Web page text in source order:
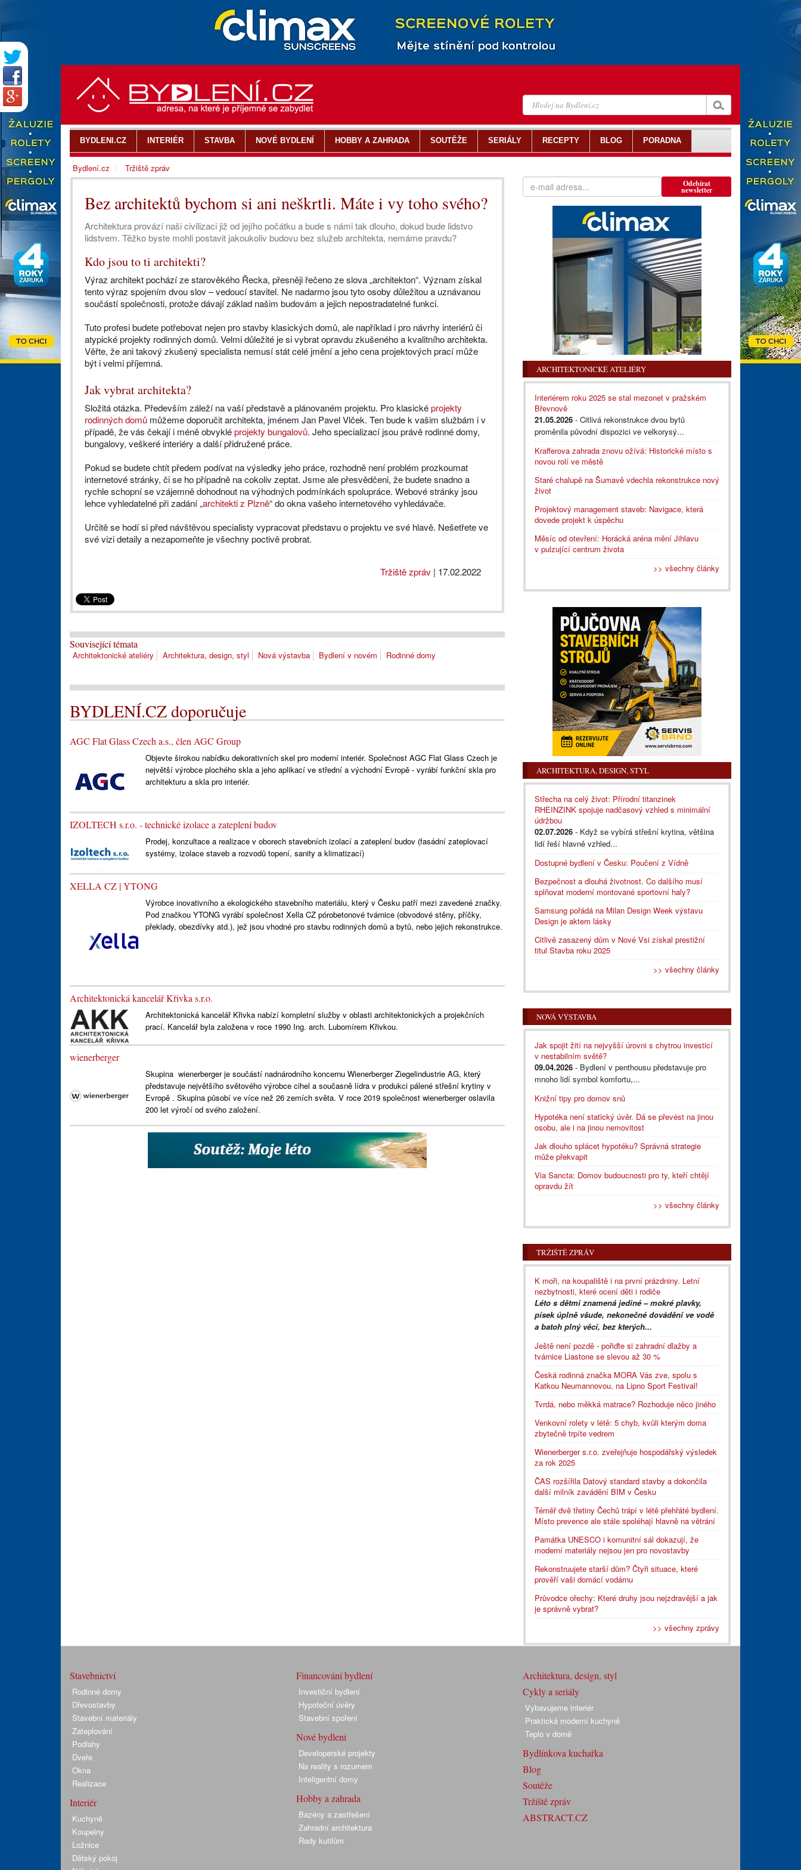
Bez architektů bychom si ani neškrtli. Máte i vy toho svého?
Architektura provází naši civilizaci již od jejího počátku a bude s námi tak dlouho, dokud bude lidstvo
lidstvem. Těžko byste mohli postavit jakoukoliv budovu bez služeb architekta, nemáme pravdu?
Kdo jsou to ti architekti?
Výraz architekt pochází ze starověkého Řecka, přesněji řečeno ze slova „architekton“. Význam získal
tento výraz spojením dvou slov – vedoucí stavitel. Ne nadarmo jsou tyto osoby důležitou a uznávanou
součástí společnosti, protože dávají základ našim budovám a jejich nepostradatelné funkci.
Tuto profesi budete potřebovat nejen pro stavby klasických domů, ale například i pro návrhy interiérů či
atypické projekty rodinných domů. Velmi důležité je si vybrat opravdu zkušeného a kvalitního architekta.
Věřte, že ani takový zkušený specialista nemusí stát celé jmění a jeho cena projektových prací může
být i velmi příjemná.
Jak vybrat architekta?
Složitá otázka. Především záleží na vaší představě a plánovaném projektu. Pro klasicképrojekty
rodinných domů můžeme doporučit architekta, jménem Jan Pavel Vlček. Ten bude k vašim službám i v
případě, že vás čekají i méně obvykléprojekty bungalovů. Jeho specializací jsou právě rodinné domy,
bungalovy, veškeré interiéry a další přidružené práce.
Pokud se budete chtít předem podívat na výsledky jeho práce, rozhodně není problém prozkoumat
internetové stránky, či se ho případně na cokoliv zeptat. Jsme ale přesvědčeni, že budete snadno a
rychle schopní se vzájemně dohodnout na výhodných podmínkách spolupráce. Webové stránky jsou
lehce vyhledatelné při zadání „architekti z Plzně“ do okna vašeho internetového vyhledávače.
Určitě se hodí si před návštěvou specialisty vypracovat představu o projektu ve své hlavě. Nešetřete ve
své vizi detaily a nezapomeňte je všechny poctivě probrat.
Tržiště zpráv | 17.02.2022
Související témata
Architektonické ateliéry Architektura, design, styl Nová výstavba Bydlení v novém Rodinné domy
BYDLENÍ.CZ doporučuje
AGC Flat Glass Czech a.s., člen AGC Group
Objevte širokou nabídku dekorativních skel pro moderní interiér. Společnost AGC Flat Glass Czech je
největší výrobce plochého skla a jeho aplikací ve střední a východní Evropě - vyrábí funkční skla pro
architekturu a skla pro interiér.
IZOLTECH s.r.o. - technické izolace a zateplení budov
Prodej, konzultace a realizace v oborech stavebních izolací a zateplení budov (fasádní zateplovací
systémy, izolace staveb a rozvodů topení, sanity a klimatizací)
XELLA CZ | YTONG
Výrobce inovativního a ekologického stavebního materiálu, který v Česku patří mezi zavedené značky.
Pod značkou YTONG vyrábí společnost Xella CZ pórobetonové tvárnice (obvodové stěny, příčky,
překlady, obezdívky atd.), jež jsou vhodné pro stavbu rodinných domů a bytů, nebo jejich rekonstrukce.
Architektonická kancelář Křivka s.r.o.
Architektonická kancelář Křivka nabízí kompletní služby v oblasti architektonických a projekčních
prací. Kancelář byla založena v roce 1990 Ing. arch. Lubomírem Křivkou.
wienerberger
Skupina wienerberger je součástí nadnárodního koncernu Wienerberger Ziegelindustrie AG, který
představuje největšího světového výrobce cihel a současně lídra v produkci pálené střešní krytiny v
Evropě . Skupina působí ve více než 26 zemích světa. V roce 2019 společnost wienerberger oslavila
200 let výročí od svého založení.
Odebírat
newsletter
ARCHITEKTONICKÉ ATELIÉRY
Interiérem roku 2025 se stal mezonet v pražském
Břevnově
21.05.2026 - Citlivá rekonstrukce dvou bytů
proměnila původní dispozici ve velkorysý...
Krafferova zahrada znovu ožívá: Historické místo s
novou rolí ve městě
Staré chalupě na Šumavě vdechla rekonstrukce nový
život
Projektový management staveb: Navigace, která
dovede projekt k úspěchu
Měsíc od otevření: Horácká aréna mění Jihlavu
v pulzující centrum života
>> všechny články
ARCHITEKTURA, DESIGN, STYL
Střecha na celý život: Přírodní titanzinek
RHEINZINK spojuje nadčasový vzhled s minimální
údržbou
02.07.2026 - Když se vybírá střešní krytina, většina
lidí řeší hlavně vzhled...
Dostupné bydlení v Česku: Poučení z Vídně
Bezpečnost a dlouhá životnost. Co dalšího musí
splňovat moderní montované sportovní haly?
Samsung pořádá na Milan Design Week výstavu
Design je aktem lásky
Citlivě zasazený dům v Nové Vsi získal prestižní
titul Stavba roku 2025
>> všechny články
NOVÁ VÝSTAVBA
Jak spojit žití na nejvyšší úrovni s chytrou investicí
v nestabilním světě?
09.04.2026 - Bydlení v penthousu představuje pro
mnoho lidí symbol komfortu,...
Knižní tipy pro domov snů
Hypotéka není statický úvěr. Dá se převést na jinou
osobu, ale i na jinou nemovitost
Jak dlouho splácet hypotéku? Správná strategie
může překvapit
Via Sancta: Domov budoucnosti pro ty, kteří chtějí
opravdu žít
>> všechny články
TRŽIŠTĚ ZPRÁV
K moři, na koupaliště i na první prázdniny. Letní
nezbytnosti, které ocení děti i rodiče
Léto s dětmi znamená jediné – mokré plavky,
písek úplně všude, nekonečné dovádění ve vodě
a batoh plný věcí, bez kterých...
Ještě není pozdě - pořiďte si zahradní dlažby a
tvárnice Liastone se slevou až 30 %
Česká rodinná značka MORA Vás zve, spolu s
Katkou Neumannovou, na Lipno Sport Festival!
Tvrdá, nebo měkká matrace? Rozhoduje něco jiného
Venkovní rolety v létě: 5 chyb, kvůli kterým doma
zbytečně trpíte vedrem
Wienerberger s.r.o. zveřejňuje hospodářský výsledek
za rok 2025
ČAS rozšířila Datový standard stavby a dokončila
další milník zavádění BIM v Česku
Téměř dvě třetiny Čechů trápí v létě přehřáté bydlení.
Místo prevence ale stále spoléhají hlavně na větrání
Památka UNESCO i komunitní sál dokazují, že
moderní materiály nejsou jen pro novostavby
Rekonstruujete starší dům? Čtyři situace, které
prověří vaši domácí vodárnu
Průvodce ořechy: Které druhy jsou nejzdravější a jak
je správně vybrat?
>> všechny zprávy
BYDLENI.CZ INTERIÉR STAVBA NOVÉ BYDLENÍ HOBBY A ZAHRADA SOUTĚŽE SERIÁLY RECEPTY BLOG PORADNA
Bydlení.cz Tržiště zpráv
Stavebnictví
Rodinné domy
Dřevostavby
Stavební materiály
Zateplování
Podlahy
Dveře
Okna
Realizace
Interiér
Kuchyně
Koupelny
Ložnice
Dětský pokoj
Financování bydlení
Investiční bydlení
Hypoteční úvěry
Stavební spoření
Nové bydlení
Developerské projekty
Na reality s rozumem
Inteligentní domy
Hobby a zahrada
Bazény a zastřešení
Zahradní architektura
Rady kutilům
Architektura, design, styl
Cykly a seriály
Vybavujeme interiér
Praktická moderní kuchyně
Teplo v domě
Bydlínkova kuchařka
Blog
Soutěže
Tržiště zpráv
ABSTRACT.CZ